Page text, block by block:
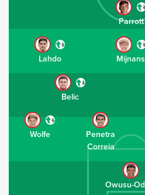
Owusu-
Penetra
Correia
Wolfe
Belic
Mijnans
Lahdo
Parrott